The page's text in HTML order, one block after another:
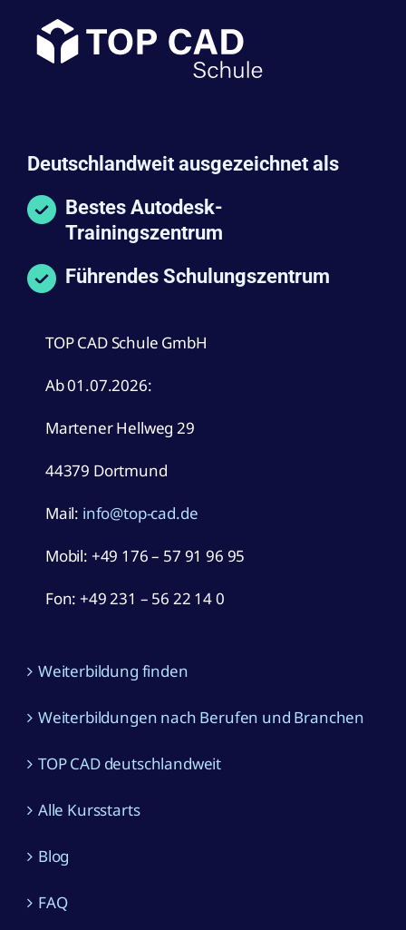
Deutschlandweit ausgezeichnet als
Bestes Autodesk-
Trainingszentrum
Führendes Schulungszentrum
TOP CAD Schule GmbH
Ab 01.07.2026:
Martener Hellweg 29
44379 Dortmund
Mail: info@top-cad.de
Mobil: +49 176 – 57 91 96 95
Fon: +49 231 – 56 22 14 0
Weiterbildung finden
Weiterbildungen nach Berufen und Branchen
TOP CAD deutschlandweit
Alle Kursstarts
Blog
FAQ